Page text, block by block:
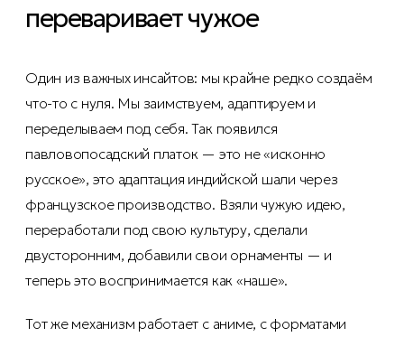
переваривает чужое
Один из важных инсайтов: мы крайне редко создаём
что-то с нуля. Мы заимствуем, адаптируем и
переделываем под себя. Так появился
павловопосадский платок — это не «исконно
русское», это адаптация индийской шали через
французское производство. Взяли чужую идею,
переработали под свою культуру, сделали
двусторонним, добавили свои орнаменты — и
теперь это воспринимается как «наше».
Тот же механизм работает с аниме, с форматами